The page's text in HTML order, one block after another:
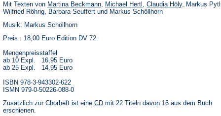
Mit Texten von Martina Beckmann, Michael Hertl , Claudia Höly, Markus
Wilfried Röhrig, Barbara Seuffert und Markus Schöllhorn
Musik: Markus Schöllhorn
Preis : 18,00 Euro Edition DV 72
Mengenpreisstaffel
ab 10 Expl. 16,95 Euro
ab 25 Expl. 14,95 Euro
ISBN 978-3-943302-622
ISMN 979-0-50226-088-0
Zusätzlich zur Chorheft ist eine CD mit 22 Titeln davon 16 aus dem Buch
erschienen.